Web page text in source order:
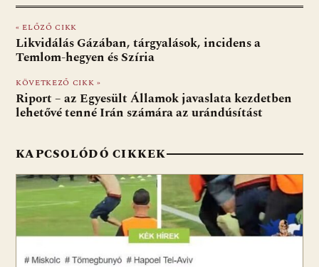
e
b
o
o
k
er at
s
A
p
p
d
di
t
ai
l
t za
m
« ELŐZŐ CIKK
Likvidálás Gázában, tárgyalások, incidens a
Temlom-hegyen és Szíria
KÖVETKEZŐ CIKK »
Riport – az Egyesült Államok javaslata kezdetben
lehetővé tenné Irán számára az urándúsítást
KAPCSOLÓDÓ CIKKEK